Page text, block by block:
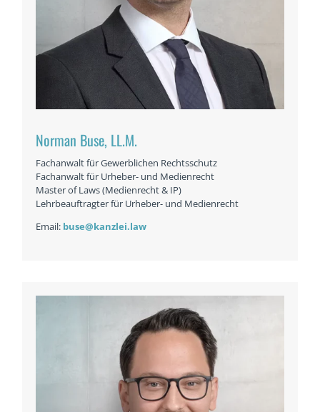
Norman Buse, LL.M.
Fachanwalt für Gewerblichen Rechtsschutz
Fachanwalt für Urheber- und Medienrecht
Master of Laws (Medienrecht & IP)
Lehrbeauftragter für Urheber- und Medienrecht
Email: buse@kanzlei.law